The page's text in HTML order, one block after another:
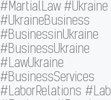
#MartialLaw #Ukraine
#UkraineBusiness
#BusinessinUkraine
#BusinessUkraine
#LawUkraine
#BusinessServices
#LaborRelations